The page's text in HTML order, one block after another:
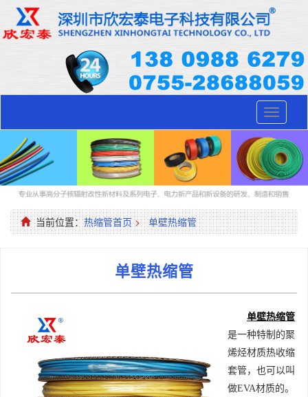
Toggle
当前位置：热缩管首页 > 单壁热缩管
单壁热缩管
单壁热缩管
是一种特制的聚
烯烃材质热收缩
套管，也可以叫
做EVA材质的。